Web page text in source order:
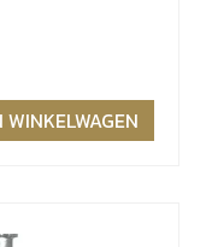
WINKELWAGEN